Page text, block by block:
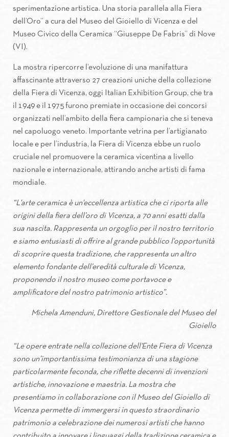
sperimentazione artistica. Una storia parallela alla Fiera
dell’Oro” a cura del Museo del Gioiello di Vicenza e del
Museo Civico della Ceramica “Giuseppe De Fabris” di Nove
(VI).
La mostra ripercorre l’evoluzione di una manifattura
affascinante attraverso 27 creazioni uniche della collezione
della Fiera di Vicenza, oggi Italian Exhibition Group, che tra
il 1949 e il 1975 furono premiate in occasione dei concorsi
organizzati nell’ambito della fiera campionaria che si teneva
nel capoluogo veneto. Importante vetrina per l’artigianato
locale e per l’industria, la Fiera di Vicenza ebbe un ruolo
cruciale nel promuovere la ceramica vicentina a livello
nazionale e internazionale, attirando anche artisti di fama
mondiale.
“L'arte ceramica è un'eccellenza artistica che ci riporta alle
origini della fiera dell’oro di Vicenza, a 70 anni esatti dalla
sua nascita. Rappresenta un orgoglio per il nostro territorio
e siamo entusiasti di offrire al grande pubblico l'opportunità
di scoprire questa tradizione, che rappresenta un altro
elemento fondante dell’eredità culturale di Vicenza,
proponendo il nostro museo come portavoce e
amplificatore del nostro patrimonio artistico”.
Michela Amenduni, Direttore Gestionale del Museo del
Gioiello
“Le opere entrate nella collezione dell'Ente Fiera di Vicenza
sono un’importantissima testimonianza di una stagione
particolarmente feconda, che riflette decenni di invenzioni
artistiche, innovazione e maestria. La mostra che
presentiamo in collaborazione con il Museo del Gioiello di
Vicenza permette di immergersi in questo straordinario
patrimonio a celebrazione dei numerosi artisti che hanno